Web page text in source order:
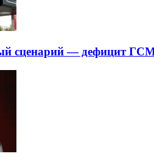
сценарий — дефицит